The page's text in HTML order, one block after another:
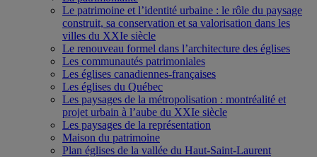
Le patrimoine et l’identité urbaine : le rôle du paysage
construit, sa conservation et sa valorisation dans les
villes du XXIe siècle
Le renouveau formel dans l’architecture des églises
Les communautés patrimoniales
Les églises canadiennes-françaises
Les églises du Québec
Les paysages de la métropolisation : montréalité et
projet urbain à l’aube du XXIe siècle
Les paysages de la représentation
Maison du patrimoine
Plan églises de la vallée du Haut-Saint-Laurent